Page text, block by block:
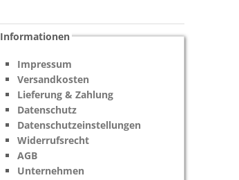
Informationen
Impressum
Versandkosten
Lieferung & Zahlung
Datenschutz
Datenschutzeinstellungen
Widerrufsrecht
AGB
Unternehmen